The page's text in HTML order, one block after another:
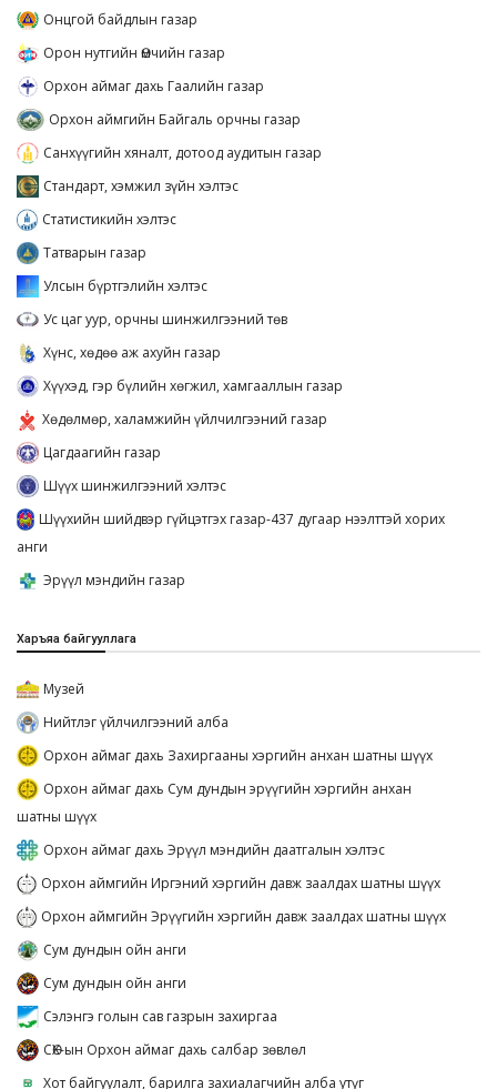
Онцгой байдлын газар
Орон нутгийн Өмчийн газар
Орхон аймаг дахь Гаалийн газар
Орхон аймгийн Байгаль орчны газар
Санхүүгийн хяналт, дотоод аудитын газар
Стандарт, хэмжил зүйн хэлтэс
Статистикийн хэлтэс
Татварын газар
Улсын бүртгэлийн хэлтэс
Ус цаг уур, орчны шинжилгээний төв
Хүнс, хөдөө аж ахуйн газар
Хүүхэд, гэр бүлийн хөгжил, хамгааллын газар
Хөдөлмөр, халамжийн үйлчилгээний газар
Цагдаагийн газар
Шүүх шинжилгээний хэлтэс
Шүүхийн шийдвэр гүйцэтгэх газар-437 дугаар нээлттэй хорих
анги
Эрүүл мэндийн газар
Харъяа байгууллага
Музей
Нийтлэг үйлчилгээний алба
Орхон аймаг дахь Захиргааны хэргийн анхан шатны шүүх
Орхон аймаг дахь Сум дундын эрүүгийн хэргийн анхан
шатны шүүх
Орхон аймаг дахь Эрүүл мэндийн даатгалын хэлтэс
Орхон аймгийн Иргэний хэргийн давж заалдах шатны шүүх
Орхон аймгийн Эрүүгийн хэргийн давж заалдах шатны шүүх
Сум дундын ойн анги
Сум дундын ойн анги
Сэлэнгэ голын сав газрын захиргаа
СӨХ-ын Орхон аймаг дахь салбар зөвлөл
Хот байгуулалт, барилга захиалагчийн алба утүг